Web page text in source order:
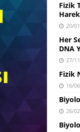
Fizik
20/
Her
DNA
27/
Fizik
16/
26/